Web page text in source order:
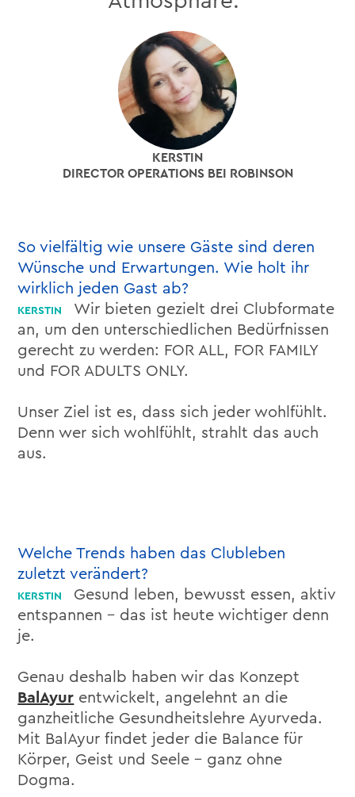
KERSTIN
DIRECTOR OPERATIONS BEI ROBINSON
So vielfältig wie unsere Gäste sind deren
Wünsche und Erwartungen. Wie holt ihr
wirklich jeden Gast ab?
Wir bieten gezielt drei Clubformate
an, um den unterschiedlichen Bedürfnissen
gerecht zu werden: FOR ALL, FOR FAMILY
und FOR ADULTS ONLY.
Unser Ziel ist es, dass sich jeder wohlfühlt.
Denn wer sich wohlfühlt, strahlt das auch
aus.
Welche Trends haben das Clubleben
zuletzt verändert?
Gesund leben, bewusst essen, aktiv
entspannen – das ist heute wichtiger denn
je.
Genau deshalb haben wir das Konzept
BalAyur entwickelt, angelehnt an die
ganzheitliche Gesundheitslehre Ayurveda.
Mit BalAyur findet jeder die Balance für
Körper, Geist und Seele – ganz ohne
Dogma.